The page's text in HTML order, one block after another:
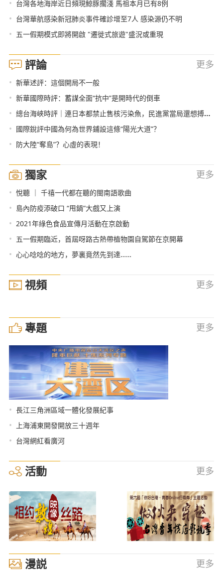
• 台灣各地海岸近日頻現鯨豚擱淺 馬祖本月已有8例
• 台灣華航感染新冠肺炎事件確診增至7人 感染源仍不明
• 五一假期模式即將開啟 "遷徙式旅遊"盛況或重現
評論 更多
• 新華述評：這個開局不一般
• 新華國際時評：蓄謀全面“抗中”是開時代的倒車
• 總台海峽時評｜連日本都禁止售核污染魚，民進黨當局還想搏命獻媚？
• 國際銳評中國為何為世界鋪設這條“陽光大道”？
• 防大陸“奪島”？心虛的表現！
獨家 更多
• 悅聽 ｜ 千禧一代都在聽的閩南語歌曲
• 島內防疫添破口 “甩鍋”大戲又上演
• 2021年綠色食品宣傳月活動在京啟動
• 五一假期臨近，首屆呀路古熱帶植物園自駕節在京開幕
• 心心唸唸的地方，夢裏竟然先到達……
視頻 更多
專題 更多
• 長江三角洲區域一體化發展紀事
• 上海浦東開發開放三十週年
• 台灣網紅看廣河
活動 更多
漫説 更多